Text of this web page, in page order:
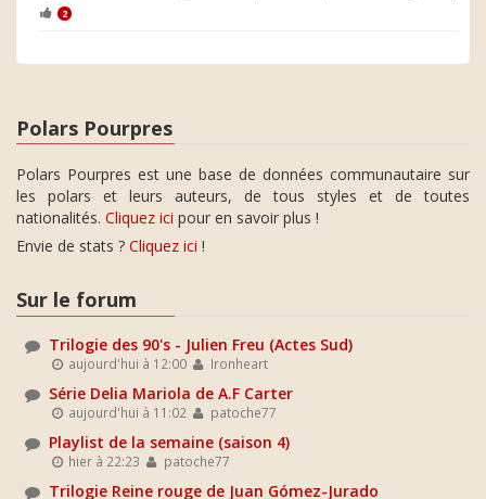
2
Polars Pourpres
Polars Pourpres est une base de données communautaire sur
les polars et leurs auteurs, de tous styles et de toutes
nationalités. Cliquez ici pour en savoir plus !
Envie de stats ? Cliquez ici !
Sur le forum
Trilogie des 90's - Julien Freu (Actes Sud)
aujourd'hui à 12:00 Ironheart
Série Delia Mariola de A.F Carter
aujourd'hui à 11:02 patoche77
Playlist de la semaine (saison 4)
hier à 22:23 patoche77
Trilogie Reine rouge de Juan Gómez-Jurado